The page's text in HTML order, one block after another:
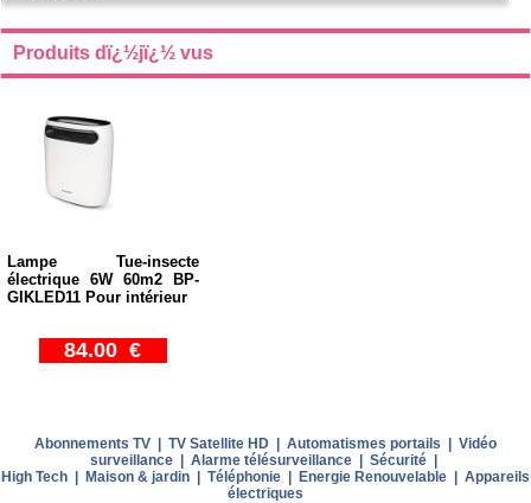
Produits dï¿½jï¿½ vus
Lampe Tue-insecte
électrique 6W 60m2 BP-
GIKLED11 Pour intérieur
84.00 €
Abonnements TV| TV Satellite HD| Automatismes portails | Vidéo
surveillance| Alarme télésurveillance| Sécurité|
High Tech| Maison & jardin| Téléphonie| Energie Renouvelable| Appareils
électriques